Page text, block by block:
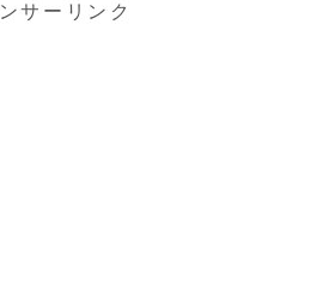
サーリンク